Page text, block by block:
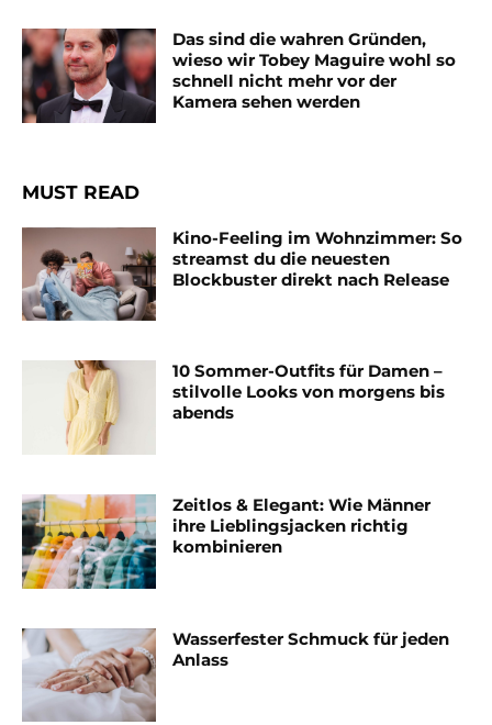
Das sind die wahren Gründen,
wieso wir Tobey Maguire wohl so
schnell nicht mehr vor der
Kamera sehen werden
MUST READ
Kino-Feeling im Wohnzimmer: So
streamst du die neuesten
Blockbuster direkt nach Release
10 Sommer-Outfits für Damen –
stilvolle Looks von morgens bis
abends
Zeitlos & Elegant: Wie Männer
ihre Lieblingsjacken richtig
kombinieren
Wasserfester Schmuck für jeden
Anlass